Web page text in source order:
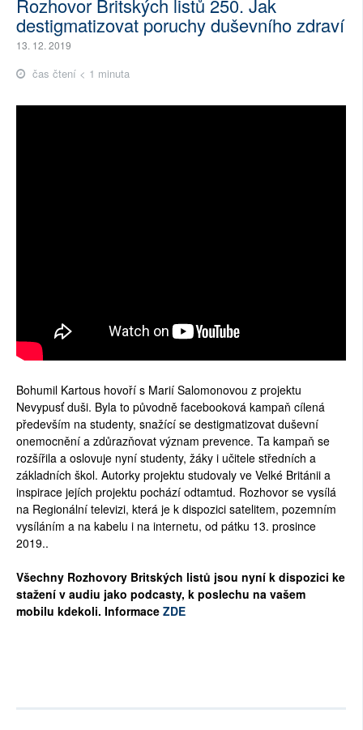
Rozhovor Britských listů 250. Jak
destigmatizovat poruchy duševního zdraví
13. 12. 2019
čas čtení < 1 minuta
Bohumil Kartous hovoří s Marií Salomonovou z projektu
Nevypusť duši. Byla to původně facebooková kampaň cílená
především na studenty, snažící se destigmatizovat duševní
onemocnění a zdůrazňovat význam prevence. Ta kampaň se
rozšířila a oslovuje nyní studenty, žáky i učitele středních a
základních škol. Autorky projektu studovaly ve Velké Británii a
inspirace jejích projektu pochází odtamtud. Rozhovor se vysílá
na Regionální televizi, která je k dispozici satelitem, pozemním
vysíláním a na kabelu i na internetu, od pátku 13. prosince
2019..
Všechny Rozhovory Britských listů jsou nyní k dispozici ke
stažení v audiu jako podcasty, k poslechu na vašem
mobilu kdekoli. Informace ZDE